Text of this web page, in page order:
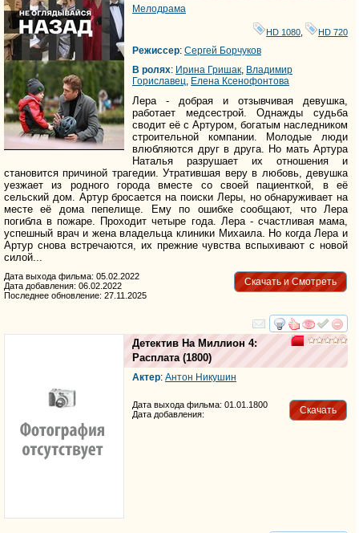
Мелодрама
HD 1080 HD 720
Режиссер: Сергей Борчуков
В ролях: Ирина Гришак Владимир
Гориславец Елена Ксенофонтова
Лера - добрая и отзывчивая девушка,
работает медсестрой. Однажды судьба
сводит её с Артуром, богатым наследником
строительной компании. Молодые люди
влюбляются друг в друга. Но мать Артура
Наталья разрушает их отношения и
становится причиной трагедии. Утратившая веру в любовь, девушка
уезжает из родного города вместе со своей пациенткой, в её
сельский дом. Артур бросается на поиски Леры, но обнаруживает на
месте её дома пепелище. Ему по ошибке сообщают, что Лера
погибла в пожаре. Проходит четыре года. Лера - счастливая мама,
успешный врач и жена владельца клиники Михаила. Но когда Лера и
Артур снова встречаются, их прежние чувства вспыхивают с новой
силой...
Скачать и Смотреть
Дата выхода фильма: 05.02.2022
Дата добавления: 06.02.2022
Последнее обновление: 27.11.2025
смотреть
Детектив На Миллион 4:
Расплата(1800)
Актер: Антон Никушин
Скачать
Дата выхода фильма: 01.01.1800
Дата добавления: